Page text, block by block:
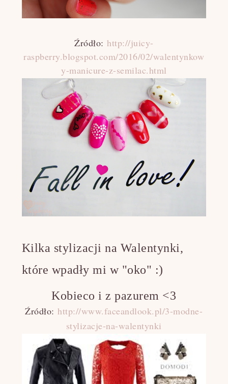
Źródło: http://juicy-
raspberry.blogspot.com/2016/02/walentynkow
y-manicure-z-semilac.html
Kilka stylizacji na Walentynki,
które wpadły mi w "oko" :)
Kobieco i z pazurem <3
Źródło: http://www.faceandlook.pl/3-modne-
stylizacje-na-walentynki